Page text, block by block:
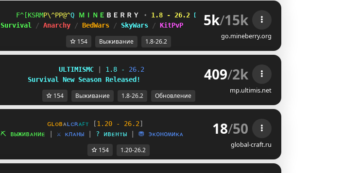
NHOUWEZIBI]TWFV ＭＩＮＥ ＢＥＲＲＹ ⋆ 1.8 - 26.2 LPDPZWL ^G]]A\M
Survival
/ Anarchy / BedWars / SkyWars / KitPvP 5k/15k
go.mineberry.org
154 Выживание 1.8-26.2
UL TIMISMC 1 . 8 - 26. 2
Survival New Season Released ! 409/2k
mp.ultimis.net
154 Выживание 1.8-26.2 Обновление
ɢʟᴏʙᴀʟᴄʀᴀꜰᴛ [1.20 - 26.2]
⛏ ʙыжиʙᴀниᴇ
⚔ ᴋлᴀны ? иʙᴇнᴛы ⛃ эᴋоноʍиᴋᴀ 18/50
global-craft.ru
154 1.20-26.2